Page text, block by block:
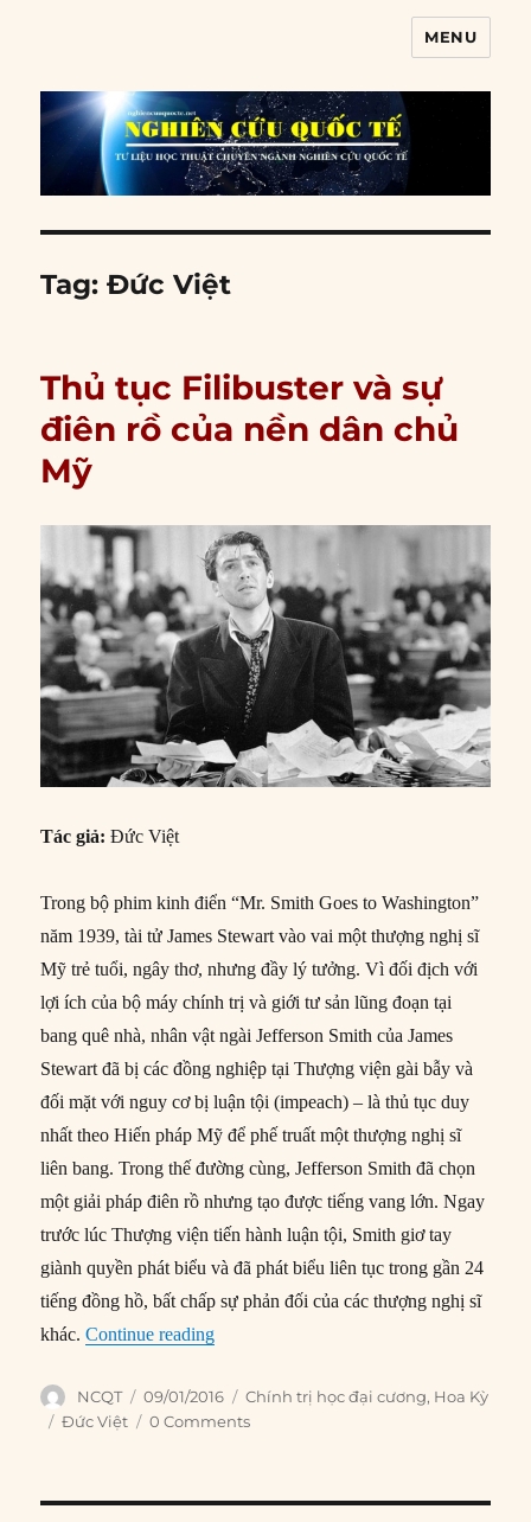
MENU
Tag:Đức Việt
Thủ tục Filibuster và sự
điên rồ của nền dân chủ
Mỹ
Tác giả: Đức Việt
Trong bộ phim kinh điển “Mr. Smith Goes to Washington”
năm 1939, tài tử James Stewart vào vai một thượng nghị sĩ
Mỹ trẻ tuổi, ngây thơ, nhưng đầy lý tưởng. Vì đối địch với
lợi ích của bộ máy chính trị và giới tư sản lũng đoạn tại
bang quê nhà, nhân vật ngài Jefferson Smith của James
Stewart đã bị các đồng nghiệp tại Thượng viện gài bẫy và
đối mặt với nguy cơ bị luận tội (impeach) – là thủ tục duy
nhất theo Hiến pháp Mỹ để phế truất một thượng nghị sĩ
liên bang. Trong thế đường cùng, Jefferson Smith đã chọn
một giải pháp điên rồ nhưng tạo được tiếng vang lớn. Ngay
trước lúc Thượng viện tiến hành luận tội, Smith giơ tay
giành quyền phát biểu và đã phát biểu liên tục trong gần 24
tiếng đồng hồ, bất chấp sự phản đối của các thượng nghị sĩ
khác.Continue reading“Thủ tục Filibuster và sự điên rồ của nền
Author
NCQT
Posted
on
09/01/2016 Categories
Chính trị học đại cương, Hoa Kỳ
Tags
Đức Việt 0 Comments